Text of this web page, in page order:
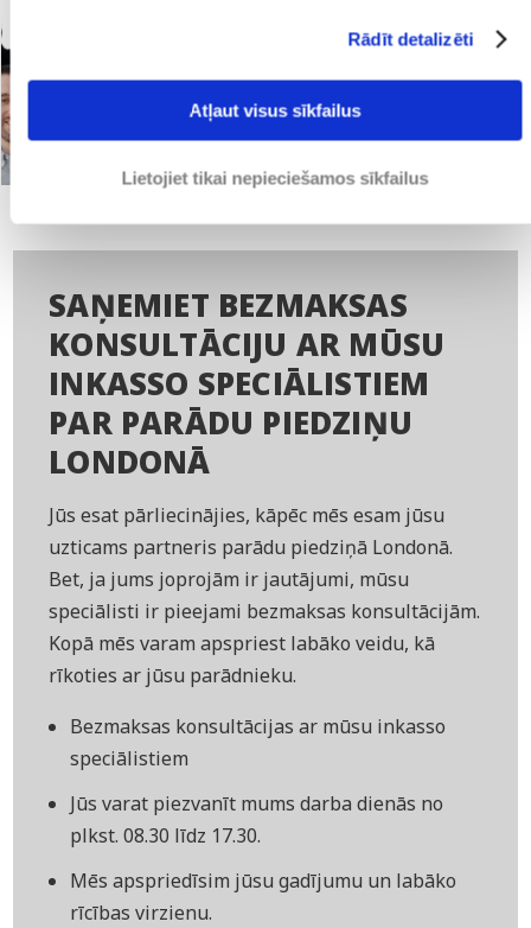
Rādīt detalizēti
Atļaut visus sīkfailus
Lietojiet tikai nepieciešamos sīkfailus
SAŅEMIET BEZMAKSAS
KONSULTĀCIJU AR MŪSU
INKASSO SPECIĀLISTIEM
PAR PARĀDU PIEDZIŅU
LONDONĀ
Jūs esat pārliecinājies, kāpēc mēs esam jūsu
uzticams partneris parādu piedziņā Londonā.
Bet, ja jums joprojām ir jautājumi, mūsu
speciālisti ir pieejami bezmaksas konsultācijām.
Kopā mēs varam apspriest labāko veidu, kā
rīkoties ar jūsu parādnieku.
Bezmaksas konsultācijas ar mūsu inkasso
speciālistiem
Jūs varat piezvanīt mums darba dienās no
plkst. 08.30 līdz 17.30.
Mēs apspriedīsim jūsu gadījumu un labāko
rīcības virzienu.